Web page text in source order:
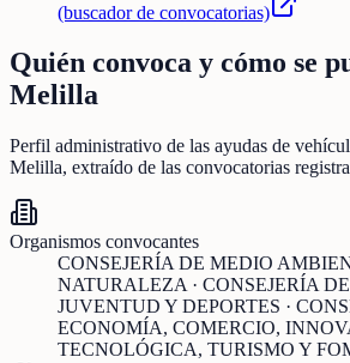
(buscador de convocatorias)
Quién convoca y cómo se
Melilla
Perfil administrativo de las ayudas de
Melilla, extraído de las convocatorias
Organismos convocantes
CONSEJERÍA DE MEDIO
NATURALEZA · CONSEJERÍA
JUVENTUD Y DEPORTES ·
ECONOMÍA, COMERCIO,
TECNOLÓGICA, TURISMO Y